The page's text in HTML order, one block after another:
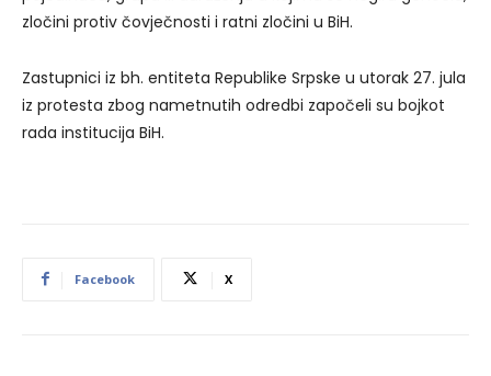
zločini protiv čovječnosti i ratni zločini u BiH.
Zastupnici iz bh. entiteta Republike Srpske u utorak 27. jula
iz protesta zbog nametnutih odredbi započeli su bojkot
rada institucija BiH.
Facebook X